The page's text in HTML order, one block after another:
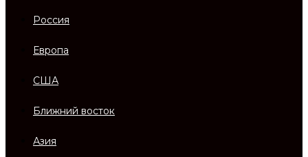
Россия
Европа
США
Ближний восток
Азия